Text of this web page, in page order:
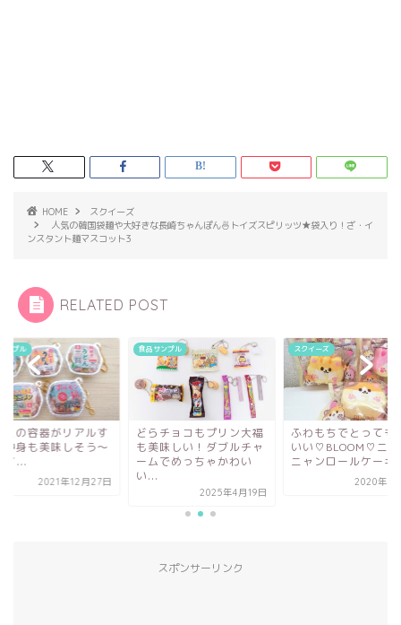
HOME
スクイーズ
人気の韓国袋麺や大好きな長崎ちゃんぽん🍜トイズスピリッツ★袋入り！ざ・イ
ンスタント麺マスコット3
RELATED POST
ンプル
ミの容器がリアルす
中身も美味しそう～
イ...
2021年12月27日
食品サンプル
どらチョコもプリン大福
も美味しい！ダブルチャ
ームでめっちゃかわい
い...
2025年4月19日
スクイーズ
ふわもちでとっても
いい♡BLOOM♡ニ
ニャンロールケーキ
2020年5
スポンサーリンク